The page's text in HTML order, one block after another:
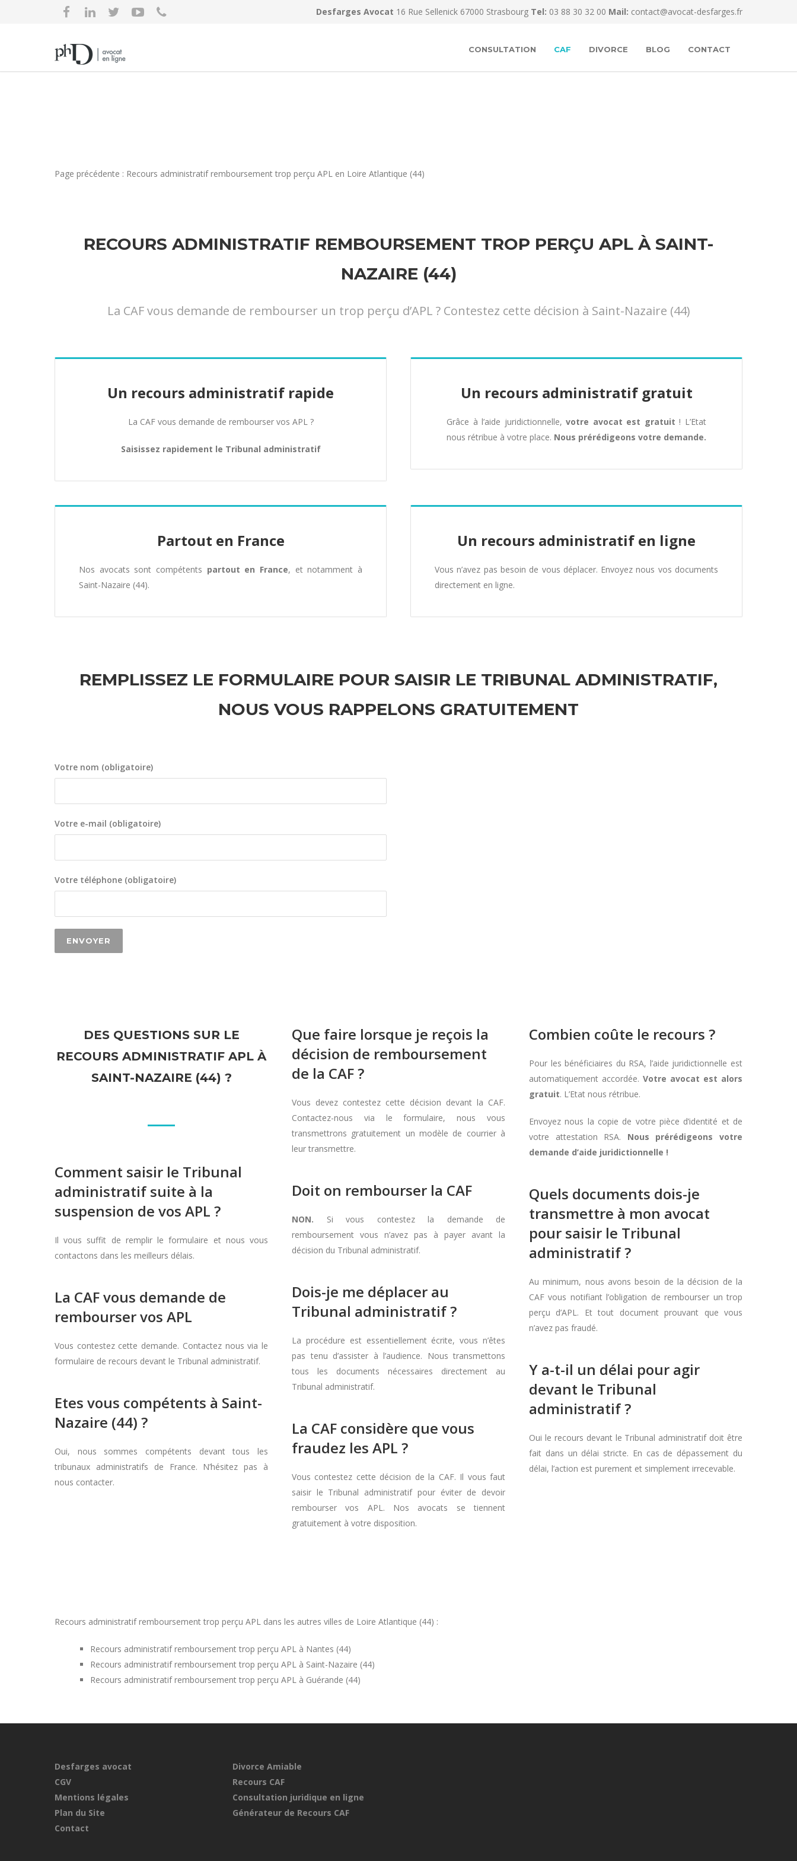
Desfarges Avocat 16 Rue Sellenick 67000 Strasbourg Tel: 03 88 30 32 00 Mail: contact@avocat-desfarges.fr
CONSULTATION CAF DIVORCE BLOG CONTACT
Page précédente : Recours administratif remboursement trop perçu APL en Loire Atlantique (44)
RECOURS ADMINISTRATIF REMBOURSEMENT TROP PERÇU APL À SAINT-
NAZAIRE (44)
La CAF vous demande de rembourser un trop perçu d’APL ? Contestez cette décision à Saint-Nazaire (44)
Un recours administratif rapide
La CAF vous demande de rembourser vos APL ?
Saisissez rapidement le Tribunal administratif
Un recours administratif gratuit
Grâce à l’aide juridictionnelle,votre avocat est gratuit ! L’Etat
nous rétribue à votre place. Nous prérédigeons votre demande.
Partout en France
Nos avocats sont compétents partout en France, et notamment à
Saint-Nazaire (44).
Un recours administratif en ligne
Vous n’avez pas besoin de vous déplacer. Envoyez nous vos documents
directement en ligne.
REMPLISSEZ LE FORMULAIRE POUR SAISIR LE TRIBUNAL ADMINISTRATIF,
NOUS VOUS RAPPELONS GRATUITEMENT
Votre nom (obligatoire)
Votre e-mail (obligatoire)
Votre téléphone (obligatoire)
DES QUESTIONS SUR LE
RECOURS ADMINISTRATIF APL À
SAINT-NAZAIRE (44) ?
Comment saisir le Tribunal
administratif suite à la
suspension de vos APL ?
Il vous suffit de remplir le formulaire et nous vous
contactons dans les meilleurs délais.
La CAF vous demande de
rembourser vos APL
Vous contestez cette demande. Contactez nous via le
formulaire de recours devant le Tribunal administratif.
Etes vous compétents à Saint-
Nazaire (44) ?
Oui, nous sommes compétents devant tous les
tribunaux administratifs de France. N’hésitez pas à
nous contacter.
Que faire lorsque je reçois la
décision de remboursement
de la CAF ?
Vous devez contestez cette décision devant la CAF.
Contactez-nous via le formulaire, nous vous
transmettrons gratuitement un modèle de courrier à
leur transmettre.
Doit on rembourser la CAF
NON. Si vous contestez la demande de
remboursement vous n’avez pas à payer avant la
décision du Tribunal administratif.
Dois-je me déplacer au
Tribunal administratif ?
La procédure est essentiellement écrite, vous n’êtes
pas tenu d’assister à l’audience. Nous transmettons
tous les documents nécessaires directement au
Tribunal administratif.
La CAF considère que vous
fraudez les APL ?
Vous contestez cette décision de la CAF. Il vous faut
saisir le Tribunal administratif pour éviter de devoir
rembourser vos APL. Nos avocats se tiennent
gratuitement à votre disposition.
Combien coûte le recours ?
Pour les bénéficiaires du RSA, l’aide juridictionnelle est
automatiquement accordée. Votre avocat est alors
gratuit. L’Etat nous rétribue.
Envoyez nous la copie de votre pièce d’identité et de
votre attestation RSA. Nous prérédigeons votre
demande d’aide juridictionnelle !
Quels documents dois-je
transmettre à mon avocat
pour saisir le Tribunal
administratif ?
Au minimum, nous avons besoin de la décision de la
CAF vous notifiant l’obligation de rembourser un trop
perçu d’APL. Et tout document prouvant que vous
n’avez pas fraudé.
Y a-t-il un délai pour agir
devant le Tribunal
administratif ?
Oui le recours devant le Tribunal administratif doit être
fait dans un délai stricte. En cas de dépassement du
délai, l’action est purement et simplement irrecevable.
Recours administratif remboursement trop perçu APL dans les autres villes de Loire Atlantique (44) :
Recours administratif remboursement trop perçu APL à Nantes (44)
Recours administratif remboursement trop perçu APL à Saint-Nazaire (44)
Recours administratif remboursement trop perçu APL à Guérande (44)
Desfarges avocat
CGV
Mentions légales
Plan du Site
Contact
Divorce Amiable
Recours CAF
Consultation juridique en ligne
Générateur de Recours CAF